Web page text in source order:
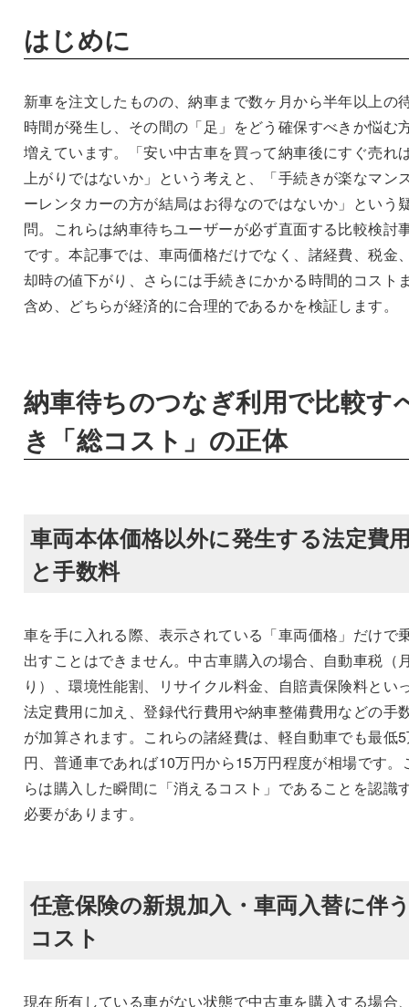
はじめに
新車を注文したものの、納車まで数ヶ月から半年以上の
時間が発生し、その間の「足」をどう確保すべきか悩む
増えています。「安い中古車を買って納車後にすぐ売れ
上がりではないか」という考えと、「手続きが楽なマン
ーレンタカーの方が結局はお得なのではないか」という
問。これらは納車待ちユーザーが必ず直面する比較検討
です。本記事では、車両価格だけでなく、諸経費、税金
却時の値下がり、さらには手続きにかかる時間的コスト
含め、どちらが経済的に合理的であるかを検証します。
納車待ちのつなぎ利用で比較す
き「総コスト」の正体
車両本体価格以外に発生する法定費
と手数料
車を手に入れる際、表示されている「車両価格」だけで
出すことはできません。中古車購入の場合、自動車税（
り）、環境性能割、リサイクル料金、自賠責保険料とい
法定費用に加え、登録代行費用や納車整備費用などの手
が加算されます。これらの諸経費は、軽自動車でも最低
円、普通車であれば10万円から15万円程度が相場です。
らは購入した瞬間に「消えるコスト」であることを認識
必要があります。
任意保険の新規加入・車両入替に伴
コスト
現在所有している車がない状態で中古車を購入する場合